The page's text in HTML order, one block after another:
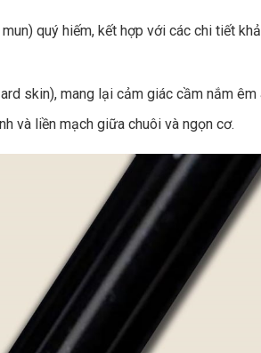
quý hiếm, kết hợp với các chi tiết
skin), mang lại cảm giác cầm nắm êm
và liền mạch giữa chuôi và ngọn cơ.